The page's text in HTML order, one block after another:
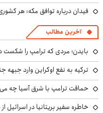
فیدان درباره توافق مکه: هر
آخرین مطالب
بایدن؛ مردی که ترامپ را شکست
ترکیه به نفع اوکراین وارد
حماقت ترامپ با شرق آسیا چه
خاطره سفیر بریتانیا در